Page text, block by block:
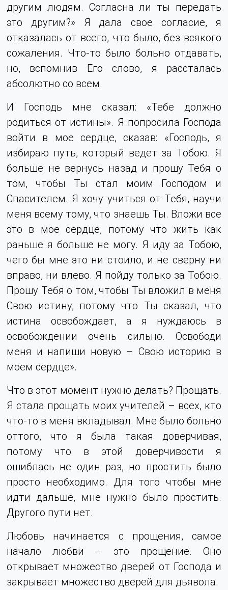
другим людям. Согласна ли ты передать
это другим?» Я дала свое согласие, я
отказалась от всего, что было, без всякого
сожаления. Что-то было больно отдавать,
но, вспомнив Его слово, я рассталась
абсолютно со всем.
И Господь мне сказал: «Тебе должно
родиться от истины». Я попросила Господа
войти в мое сердце, сказав: «Господь, я
избираю путь, который ведет за Тобою. Я
больше не вернусь назад и прошу Тебя о
том, чтобы Ты стал моим Господом и
Спасителем. Я хочу учиться от Тебя, научи
меня всему тому, что знаешь Ты. Вложи все
это в мое сердце, потому что жить как
раньше я больше не могу. Я иду за Тобою,
чего бы мне это ни стоило, и не сверну ни
вправо, ни влево. Я пойду только за Тобою.
Прошу Тебя о том, чтобы Ты вложил в меня
Свою истину, потому что Ты сказал, что
истина освобождает, а я нуждаюсь в
освобождении очень сильно. Освободи
меня и напиши новую – Свою историю в
моем сердце».
Что в этот момент нужно делать? Прощать.
Я стала прощать моих учителей – всех, кто
что-то в меня вкладывал. Мне было больно
оттого, что я была такая доверчивая,
потому что в этой доверчивости я
ошиблась не один раз, но простить было
просто необходимо. Для того чтобы мне
идти дальше, мне нужно было простить.
Другого пути нет.
Любовь начинается с прощения, самое
начало любви – это прощение. Оно
открывает множество дверей от Господа и
закрывает множество дверей для дьявола.